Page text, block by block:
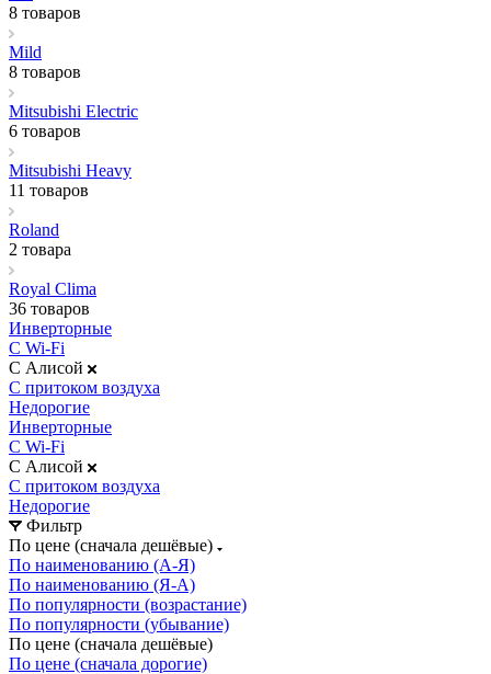
8 товаров
Mild
8 товаров
Mitsubishi Electric
6 товаров
Mitsubishi Heavy
11 товаров
Roland
2 товара
Royal Clima
36 товаров
Инверторные
С Wi-Fi
С Алисой
С притоком воздуха
Недорогие
Инверторные
С Wi-Fi
С Алисой
С притоком воздуха
Недорогие
Фильтр
По цене (сначала дешёвые)
По наименованию (А-Я)
По наименованию (Я-А)
По популярности (возрастание)
По популярности (убывание)
По цене (сначала дешёвые)
По цене (сначала дорогие)